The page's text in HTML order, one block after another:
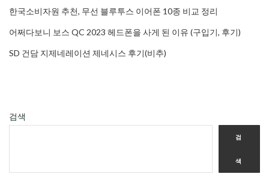
한국소비자원 추천, 무선 블루투스 이어폰 10종 비교 정리
어쩌다보니 보스 QC 2023 헤드폰을 사게 된 이유 (구입기, 후기)
SD 건담 지제네레이션 제네시스 후기(비추)
검색
검
색